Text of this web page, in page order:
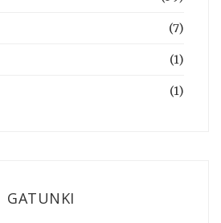
(7)
(1)
(1)
GATUNKI